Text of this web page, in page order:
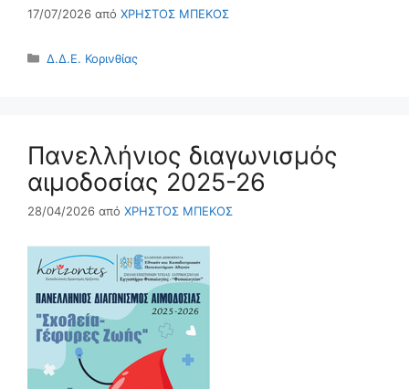
17/07/2026 από ΧΡΗΣΤΟΣ ΜΠΕΚΟΣ
Κατηγορίες
Δ.Δ.Ε. Κορινθίας
Πανελλήνιος διαγωνισμός
αιμοδοσίας 2025-26
28/04/2026 από ΧΡΗΣΤΟΣ ΜΠΕΚΟΣ